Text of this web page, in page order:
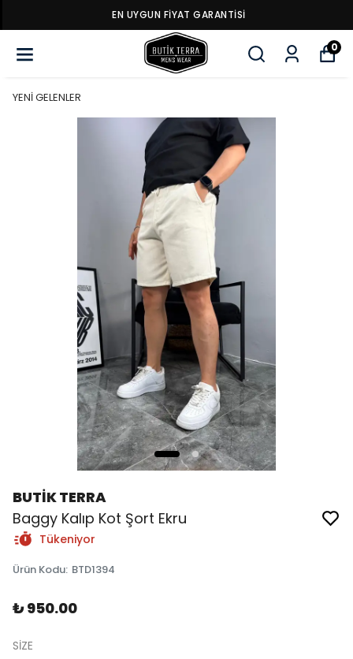
EN UYGUN FİYAT GARANTİSİ
0
YENİ GELENLER
BUTİK TERRA
Baggy Kalıp Kot Şort Ekru
Tükeniyor
Ürün Kodu: BTD1394
₺ 950.00
SİZE